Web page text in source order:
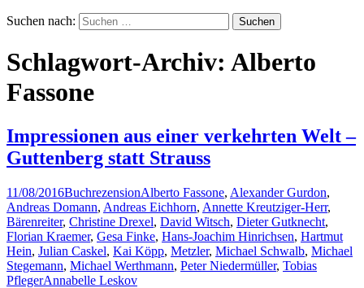
Suchen nach:
Schlagwort-Archiv: Alberto
Fassone
Impressionen aus einer verkehrten Welt –
Guttenberg statt Strauss
11/08/2016BuchrezensionAlberto Fassone, Alexander Gurdon,
Andreas Domann, Andreas Eichhorn, Annette Kreutziger-Herr,
Bärenreiter, Christine Drexel, David Witsch, Dieter Gutknecht,
Florian Kraemer, Gesa Finke, Hans-Joachim Hinrichsen, Hartmut
Hein, Julian Caskel, Kai Köpp, Metzler, Michael Schwalb, Michael
Stegemann, Michael Werthmann, Peter Niedermüller, Tobias
PflegerAnnabelle Leskov